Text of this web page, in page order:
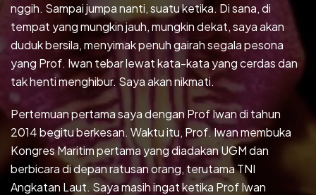
nggih. Sampai jumpa nanti, suatu ketika. Di sana, di
tempat yang mungkin jauh, mungkin dekat, saya akan
duduk bersila, menyimak penuh gairah segala pesona
yang Prof. Iwan tebar lewat kata-kata yang cerdas dan
tak henti menghibur. Saya akan nikmati.
Pertemuan pertama saya dengan Prof Iwan di tahun
2014 begitu berkesan. Waktu itu, Prof. Iwan membuka
Kongres Maritim pertama yang diadakan UGM dan
berbicara di depan ratusan orang, terutama TNI
Angkatan Laut. Saya masih ingat ketika Prof Iwan